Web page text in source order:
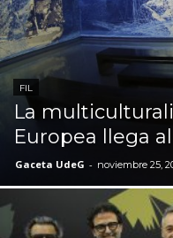
FIL
La
Europea llega
Gaceta UdeG - noviembre 25,